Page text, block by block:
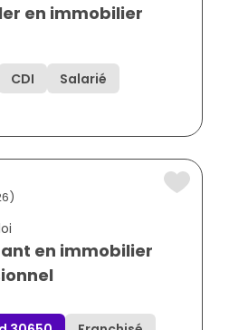
en immobilier
CDI
Salarié
en immobilier